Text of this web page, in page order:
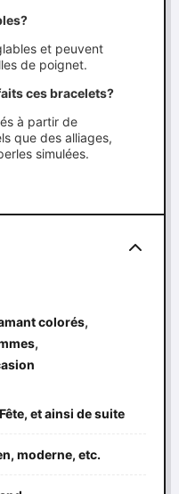
et peuvent
de poignet.
ces bracelets?
à partir de
que des alliages,
simulées.
colorés,
,
et ainsi de suite
moderne, etc.